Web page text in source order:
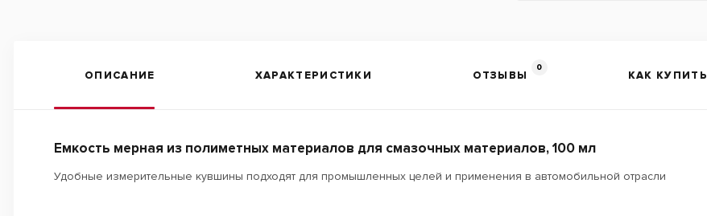
ОПИСАНИЕ ХАРАКТЕРИСТИКИ ОТЗЫВЫ
0
КАК КУПИТЬ
Емкость мерная из полиметных материалов для смазочных материалов, 100 мл
Удобные измерительные кувшины подходят для промышленных целей и применения в автомобильной отрасли